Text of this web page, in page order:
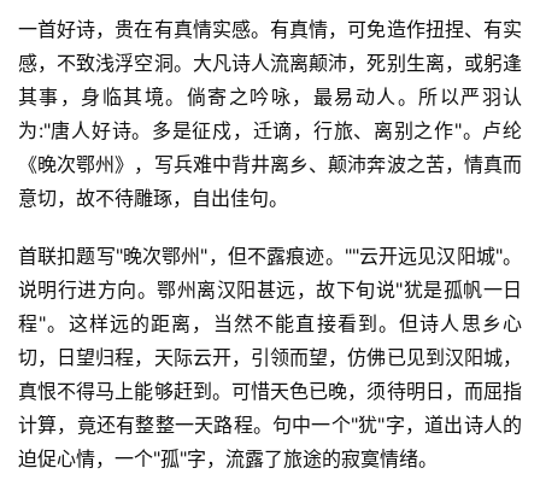
一首好诗，贵在有真情实感。有真情，可免造作扭捏、有实
感，不致浅浮空洞。大凡诗人流离颠沛，死别生离，或躬逢
其事，身临其境。倘寄之吟咏，最易动人。所以严羽认
为:"唐人好诗。多是征戍，迁谪，行旅、离别之作"。卢纶
《晚次鄂州》，写兵难中背井离乡、颠沛奔波之苦，情真而
意切，故不待雕琢，自出佳句。
首联扣题写"晚次鄂州"，但不露痕迹。""云开远见汉阳城"。
说明行进方向。鄂州离汉阳甚远，故下旬说"犹是孤帆一日
程"。这样远的距离，当然不能直接看到。但诗人思乡心
切，日望归程，天际云开，引领而望，仿佛已见到汉阳城，
真恨不得马上能够赶到。可惜天色已晚，须待明日，而屈指
计算，竟还有整整一天路程。句中一个"犹"字，道出诗人的
迫促心情，一个"孤"字，流露了旅途的寂寞情绪。